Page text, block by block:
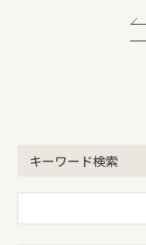
キーワード検索